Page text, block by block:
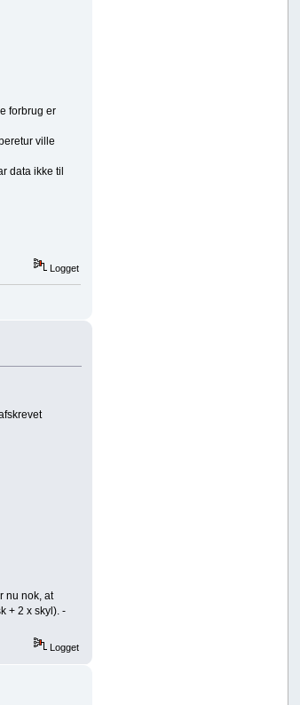
forbrug er
ville
data ikke til
Logget
nu nok, at
+ 2 x skyl). -
Logget